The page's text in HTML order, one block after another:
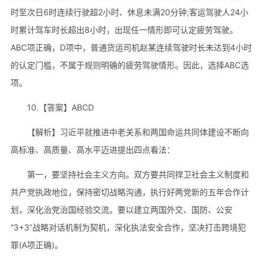
时至次日6时连续行驶超2小时、休息未满20分钟;客运驾驶人24小
时累计驾车时长超出8小时，出现任一情形即可认定疲劳驾驶。
ABC项正确，D项中，普通货运司机赵某连续驾驶时长未达到4小时
的认定门槛，不属于规则明确的疲劳驾驶情形。因此，选择ABC选
项。
10.【答案】ABCD
【解析】习近平就推进中老关系和两国命运共同体建设不断向
高标准、高质量、高水平迈进提出四点看法：
第一，要坚持社会主义方向。双方要共同捍卫社会主义制度和
共产党执政地位，保持密切战略沟通，执行好两党新的五年合作计
划，深化治党治国经验交流。要以建立两国外交、国防、公安
“3+3”战略对话机制为契机，深化执法安全合作，坚决打击跨境犯
罪(A项正确)。